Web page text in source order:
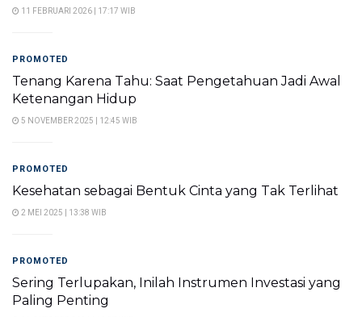
11 FEBRUARI 2026 | 17:17 WIB
PROMOTED
Tenang Karena Tahu: Saat Pengetahuan Jadi Awal
Ketenangan Hidup
5 NOVEMBER 2025 | 12:45 WIB
PROMOTED
Kesehatan sebagai Bentuk Cinta yang Tak Terlihat
2 MEI 2025 | 13:38 WIB
PROMOTED
Sering Terlupakan, Inilah Instrumen Investasi yang
Paling Penting